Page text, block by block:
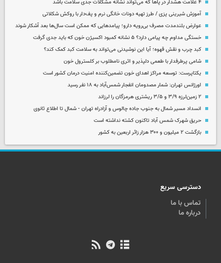
۴ علامت هشدار در پاها که می‌تواند نشانه مشکلات جدی سلامت باشد
آموزش شیرینی پزی / طرز تهیه دونات خانگی نرم و پف‌دار با روکش شکلاتی
عوارض بلندمدت مصرف بی‌رویه دارو؛ پیامدهایی که ممکن است سال‌ها بعد آشکار شوند
خستگی مداوم چه پیامی دارد؟ ۵ نشانه کمبود اکسیژن خون که باید جدی گرفت
کبد چرب و نقش قهوه؛ آیا این نوشیدنی می‌تواند به سلامت کبد کمک کند؟
شامی پرطرفدار با طعمی دلپذیر و اثری نامطلوب بر کلسترول خون
یکتاپرست: توسعه مراکز اهدای خون تضمین‌کننده امنیت درمان کشور است
اورژانس تهران: شمار مصدومان انفجار شمس‌آباد به ۱۸ نفر رسید
۲ زمین‌لرزه ۳/۹ و ۳/۵ ریشتری هرمزگان را لرزاند
انسداد مسیر شمال به جنوب جاده چالوس و آزادراه تهران - شمال تا اطلاع ثانوی
حریق شهرک شمس آباد تاکنون کشته نداشته است
بازگشت ۲ میلیون و ۳۰۰ هزار زائر اربعین به کشور
دسترسی سریع
تماس با ما
درباره ما